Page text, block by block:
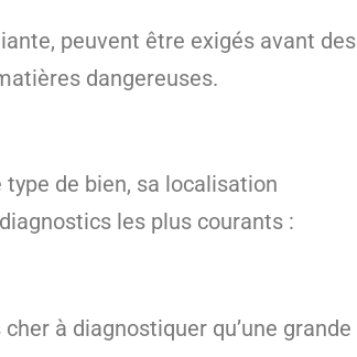
peuvent être exigés avant des
dangereuses.
de bien, sa localisation
les plus courants :
à diagnostiquer qu’une grande